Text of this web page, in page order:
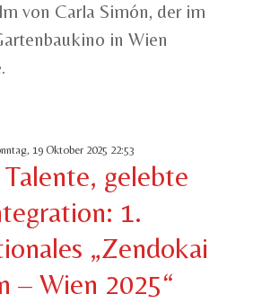
von Carla Simón, der im
in Wien
19 Oktober 2025 22:53
Talente, gelebte
1.
„Zendokai
– Wien 2025“